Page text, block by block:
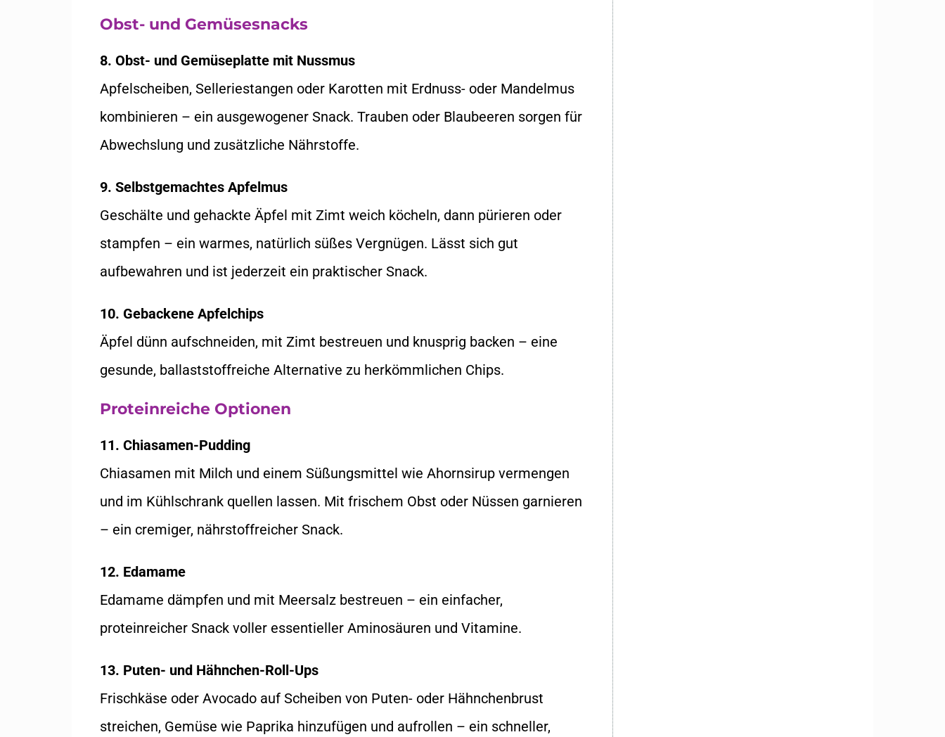
Obst- und Gemüsesnacks
8. Obst- und Gemüseplatte mit Nussmus
Apfelscheiben, Selleriestangen oder Karotten mit Erdnuss- oder Mandelmus
kombinieren – ein ausgewogener Snack. Trauben oder Blaubeeren sorgen für
Abwechslung und zusätzliche Nährstoffe.
9. Selbstgemachtes Apfelmus
Geschälte und gehackte Äpfel mit Zimt weich köcheln, dann pürieren oder
stampfen – ein warmes, natürlich süßes Vergnügen. Lässt sich gut
aufbewahren und ist jederzeit ein praktischer Snack.
10. Gebackene Apfelchips
Äpfel dünn aufschneiden, mit Zimt bestreuen und knusprig backen – eine
gesunde, ballaststoffreiche Alternative zu herkömmlichen Chips.
Proteinreiche Optionen
11. Chiasamen-Pudding
Chiasamen mit Milch und einem Süßungsmittel wie Ahornsirup vermengen
und im Kühlschrank quellen lassen. Mit frischem Obst oder Nüssen garnieren
– ein cremiger, nährstoffreicher Snack.
12. Edamame
Edamame dämpfen und mit Meersalz bestreuen – ein einfacher,
proteinreicher Snack voller essentieller Aminosäuren und Vitamine.
13. Puten- und Hähnchen-Roll-Ups
Frischkäse oder Avocado auf Scheiben von Puten- oder Hähnchenbrust
streichen, Gemüse wie Paprika hinzufügen und aufrollen – ein schneller,